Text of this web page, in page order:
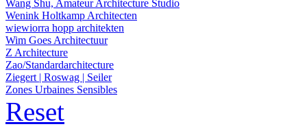
Wang Shu, Amateur Architecture Studio
Wenink Holtkamp Architecten
wiewiorra hopp architekten
Wim Goes Architectuur
Z Architecture
Zao/Standardarchitecture
Ziegert | Roswag | Seiler
Zones Urbaines Sensibles
Reset